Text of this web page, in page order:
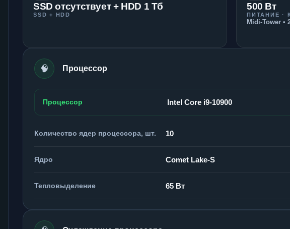
SSD отсутствует + HDD 1 Тб
SSD + HDD
500 Вт
ПИТАНИЕ ·
Midi-Tower •
🧠 Процессор
Процессор Intel Core i9-10900
Количество ядер процессора, шт. 10
Ядро Comet Lake-S
Тепловыделение 65 Вт